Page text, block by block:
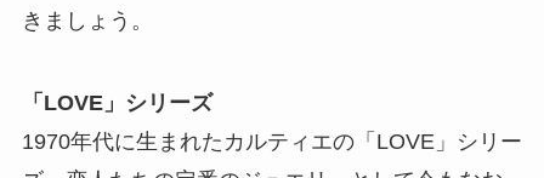
きましょう。
「LOVE」シリーズ
1970年代に生まれたカルティエの「LOVE」シリー